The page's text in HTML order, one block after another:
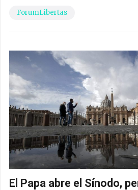
ForumLibertas
El Papa abre el Sínodo,